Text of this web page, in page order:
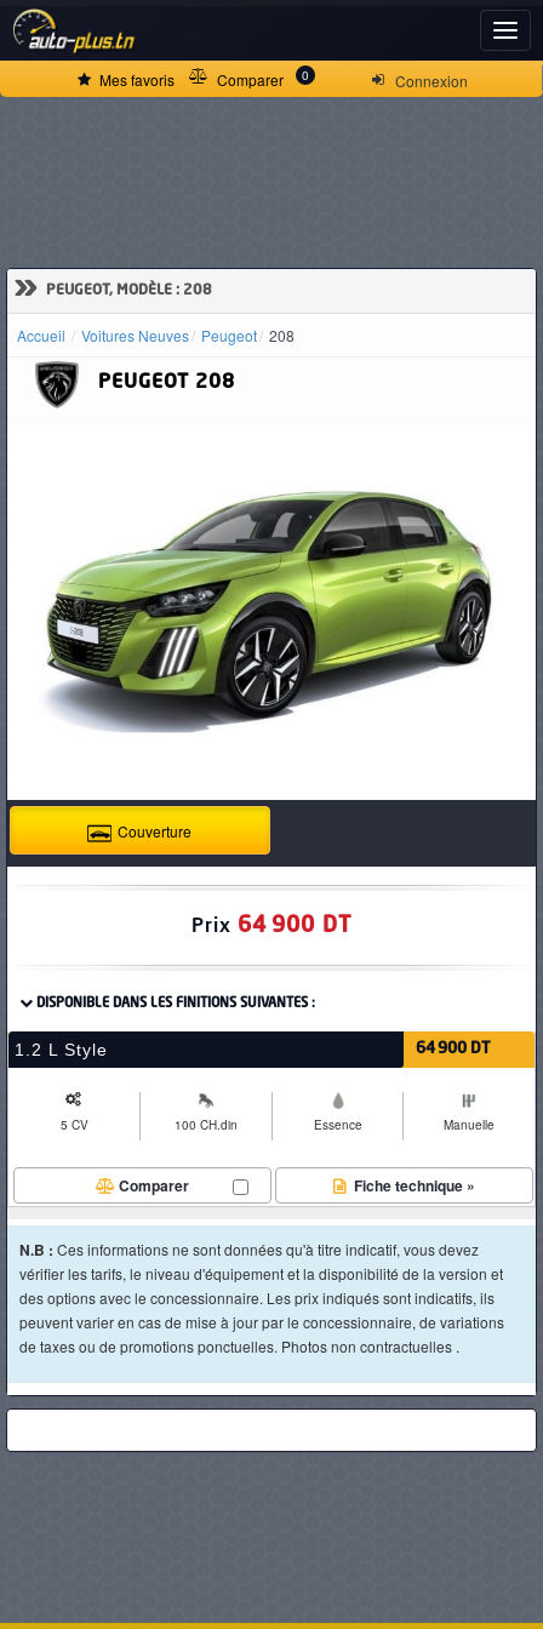
Connexion
Mes favoris Comparer 0
» PEUGEOT, MODÈLE : 208
Accueil Voitures Neuves Peugeot 208
PEUGEOT 208
Couverture
Prix 64 900 DT
DISPONIBLE DANS LES FINITIONS SUIVANTES :
1.2 L Style 64 900 DT
5 CV 100 CH.din Essence Manuelle
Fiche technique »
Comparer
N.B : Ces informations ne sont données qu'à titre indicatif, vous devez
vérifier les tarifs, le niveau d'équipement et la disponibilité de la version et
des options avec le concessionnaire. Les prix indiqués sont indicatifs, ils
peuvent varier en cas de mise à jour par le concessionnaire, de variations
de taxes ou de promotions ponctuelles. Photos non contractuelles .
ACCUEIL
D'OCCASION
PNEUS